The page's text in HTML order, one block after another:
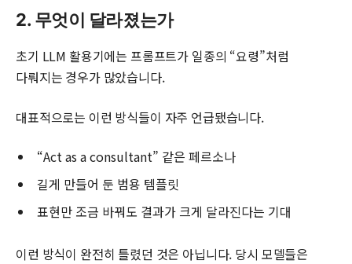
2. 무엇이 달라졌는가
초기 LLM 활용기에는 프롬프트가 일종의 “요령”처럼
다뤄지는 경우가 많았습니다.
대표적으로는 이런 방식들이 자주 언급됐습니다.
“Act as a consultant” 같은 페르소나
길게 만들어 둔 범용 템플릿
표현만 조금 바꿔도 결과가 크게 달라진다는 기대
이런 방식이 완전히 틀렸던 것은 아닙니다. 당시 모델들은